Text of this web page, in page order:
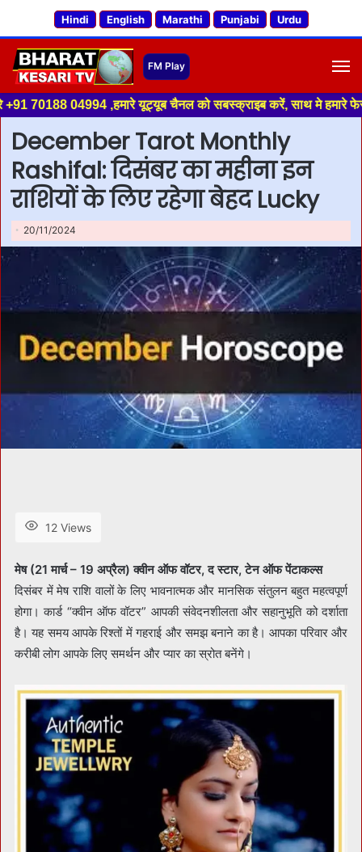
Hindi English Marathi Punjabi Urdu
,हमारे यूट्यूब चैनल को सबस्क्राइब करें, साथ मे हमारे फेसबुक को लाइक
December Tarot Monthly
Rashifal: दिसंबर का महीना इन
राशियों के लिए रहेगा बेहद Lucky
20/11/2024
12 Views
मेष (21 मार्च – 19 अप्रैल) क्वीन ऑफ वॉटर, द स्टार, टेन ऑफ पेंटाकल्स
दिसंबर में मेष राशि वालों के लिए भावनात्मक और मानसिक संतुलन बहुत महत्वपूर्ण
होगा। कार्ड “क्वीन ऑफ वॉटर” आपकी संवेदनशीलता और सहानुभूति को दर्शाता
है। यह समय आपके रिश्तों में गहराई और समझ बनाने का है। आपका परिवार और
करीबी लोग आपके लिए समर्थन और प्यार का स्रोत बनेंगे।